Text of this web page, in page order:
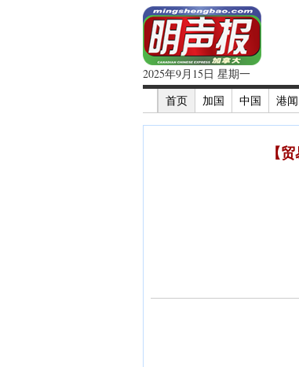
2025年9月15日 星期一
首页
加国 中国 港闻
【